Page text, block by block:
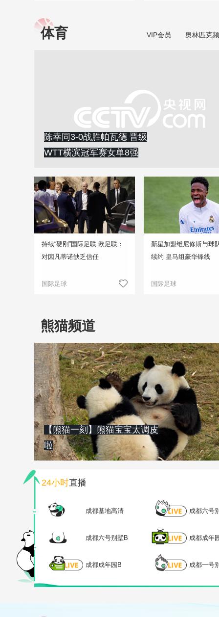
体育 VIP会员 奥林匹克
陈幸同3-0战胜帕瓦德 晋级
WTT横滨冠军赛女单8强
持续“硬刚”国际足联 欧足联：
对因凡蒂诺缺乏信任
国际足球
新星加盟维尼修斯与球
续约 皇马组豪华锋线
国际足球
熊猫频道
【熊猫一刻】熊猫宝宝太调皮
啦
24小时直播
成都基地高清 成都六号
成都六号别墅B 成都成年
成都成年园B 成都一号